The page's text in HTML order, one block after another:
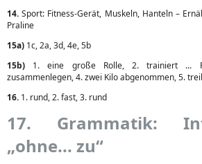
14. Sport: Fitness-Gerät, Muskeln, Hanteln –
Praline
15a) 1c, 2a, 3d, 4e, 5b
15b) 1. eine große Rolle, 2. trainiert ...
zusammenlegen, 4. zwei Kilo abgenommen, 5.
16. 1. rund, 2. fast, 3. rund
17. Grammatik:
„ohne... zu“